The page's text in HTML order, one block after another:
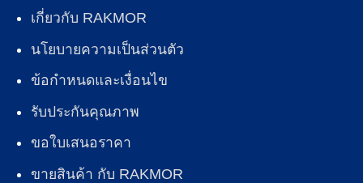
เกี่ยวกับ RAKMOR
นโยบายความเป็นส่วนตัว
ข้อกำหนดและเงื่อนไข
รับประกันคุณภาพ
ขอใบเสนอราคา
ขายสินค้า กับ RAKMOR